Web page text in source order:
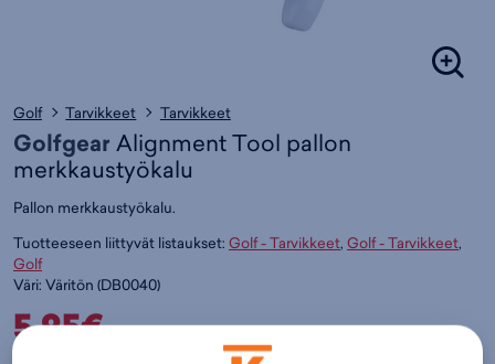
Golf Tarvikkeet Tarvikkeet
Golfgear Alignment Tool pallon
merkkaustyökalu
Pallon merkkaustyökalu.
Tuotteeseen liittyvät listaukset: Golf - Tarvikkeet, Golf - Tarvikkeet,
Golf
Väri: Väritön (DB0040)
5,95€